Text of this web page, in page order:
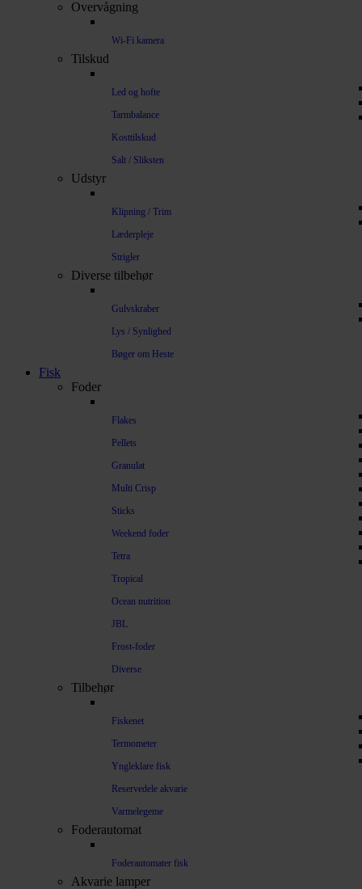
Overvågning
Wi-Fi kamera
Tilskud
Led og hofte
Tarmbalance
Kosttilskud
Salt / Sliksten
Udstyr
Klipning / Trim
Læderpleje
Strigler
Diverse tilbehør
Gulvskraber
Lys / Synlighed
Bøger om Heste
Fisk
Foder
Flakes
Pellets
Granulat
Multi Crisp
Sticks
Weekend foder
Tetra
Tropical
Ocean nutrition
JBL
Frost-foder
Diverse
Tilbehør
Fiskenet
Termometer
Yngleklare fisk
Reservedele akvarie
Varmelegeme
Foderautomat
Foderautomater fisk
Akvarie lamper